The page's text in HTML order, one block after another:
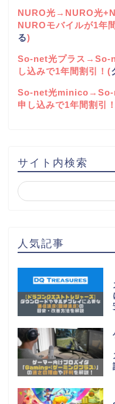
NURO光→NURO光
NUROモバイルが1年
る)
So-net光プラス→So-
し込みで1年間割引！(
So-net光minico→So-
申し込みで1年間割引
サイト内検索
人気記事